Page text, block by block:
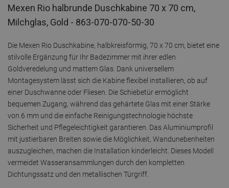
Mexen Rio halbrunde Duschkabine 70 x 70 cm,
Milchglas, Gold - 863-070-070-50-30
Die Mexen Rio Duschkabine, halbkreisförmig, 70 x 70 cm, bietet eine
stilvolle Ergänzung für Ihr Badezimmer mit ihrer edlen
Goldveredelung und mattem Glas. Dank universellem
Montagesystem lässt sich die Kabine flexibel installieren, ob auf
einer Duschwanne oder Fliesen. Die Schiebetür ermöglicht
bequemen Zugang, während das gehärtete Glas mit einer Stärke
von 6 mm und die einfache Reinigungstechnologie höchste
Sicherheit und Pflegeleichtigkeit garantieren. Das Aluminiumprofil
mit justierbaren Breiten sowie die Möglichkeit, Wandunebenheiten
auszugleichen, machen die Installation kinderleicht. Dieses Modell
vermeidet Wasseransammlungen durch den kompletten
Dichtungssatz und den metallischen Türgriff.